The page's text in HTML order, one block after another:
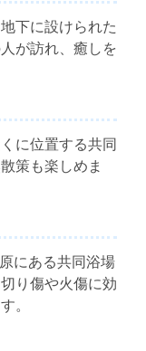
下に設けられた
が訪れ、癒しを
に位置する共同
策も楽しめま
にある共同浴場
り傷や火傷に効
。